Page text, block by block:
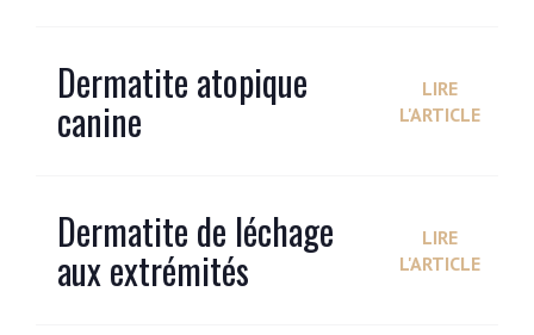
Dermatite atopique
canine
LIRE
L'ARTICLE
Dermatite de léchage
aux extrémités
LIRE
L'ARTICLE